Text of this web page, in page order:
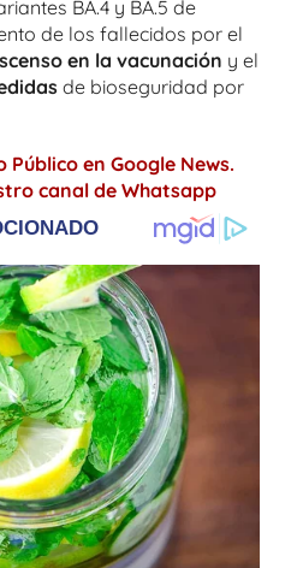
BA.4 y BA.5 de
de los fallecidos por el
en la vacunación y el
de bioseguridad por
Público en Google News.
canal de Whatsapp